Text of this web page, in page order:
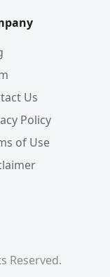
Us
Policy
of Use
Reserved.